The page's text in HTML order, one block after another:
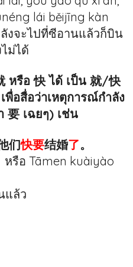
lái běijīng kàn
ลังจะไปที่ซีอานแล้วก็บิน
ม่ได้
หรือ 快 ได้ เป็น 就/快
พื่อสื่อว่าเหตุการณ์กำลัง
要 เฉยๆ) เช่น
们快要结婚了。
รือ Tāmen kuàiyào
แล้ว